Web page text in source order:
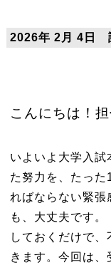
2026年 2月 4日
こんにちは！
いよいよ大学入試
た努力を、たった
ればならない緊張
も、大丈夫です
しておくだけで
きます。今回は